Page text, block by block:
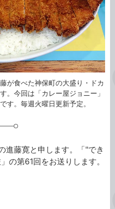
が食べた神保町の大盛り・ドカ
。今回は「カレー屋ジョニー」
す。毎週火曜日更新予定。
進藤寛と申します。「"でき
の第61回をお送りします。